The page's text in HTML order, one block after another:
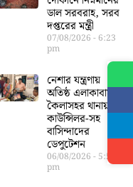
ডাল সরবরাহ, সরব
দপ্তরের মন্ত্রী
07/08/2026 6:23
pm
নেশার যন্ত্রণায়
অতিষ্ঠ এলাকাবাসী,
কৈলাসহর থানায়
কাউন্সিলর-সহ
বাসিন্দাদের
ডেপুটেশন
06/08/2026 5:56
pm